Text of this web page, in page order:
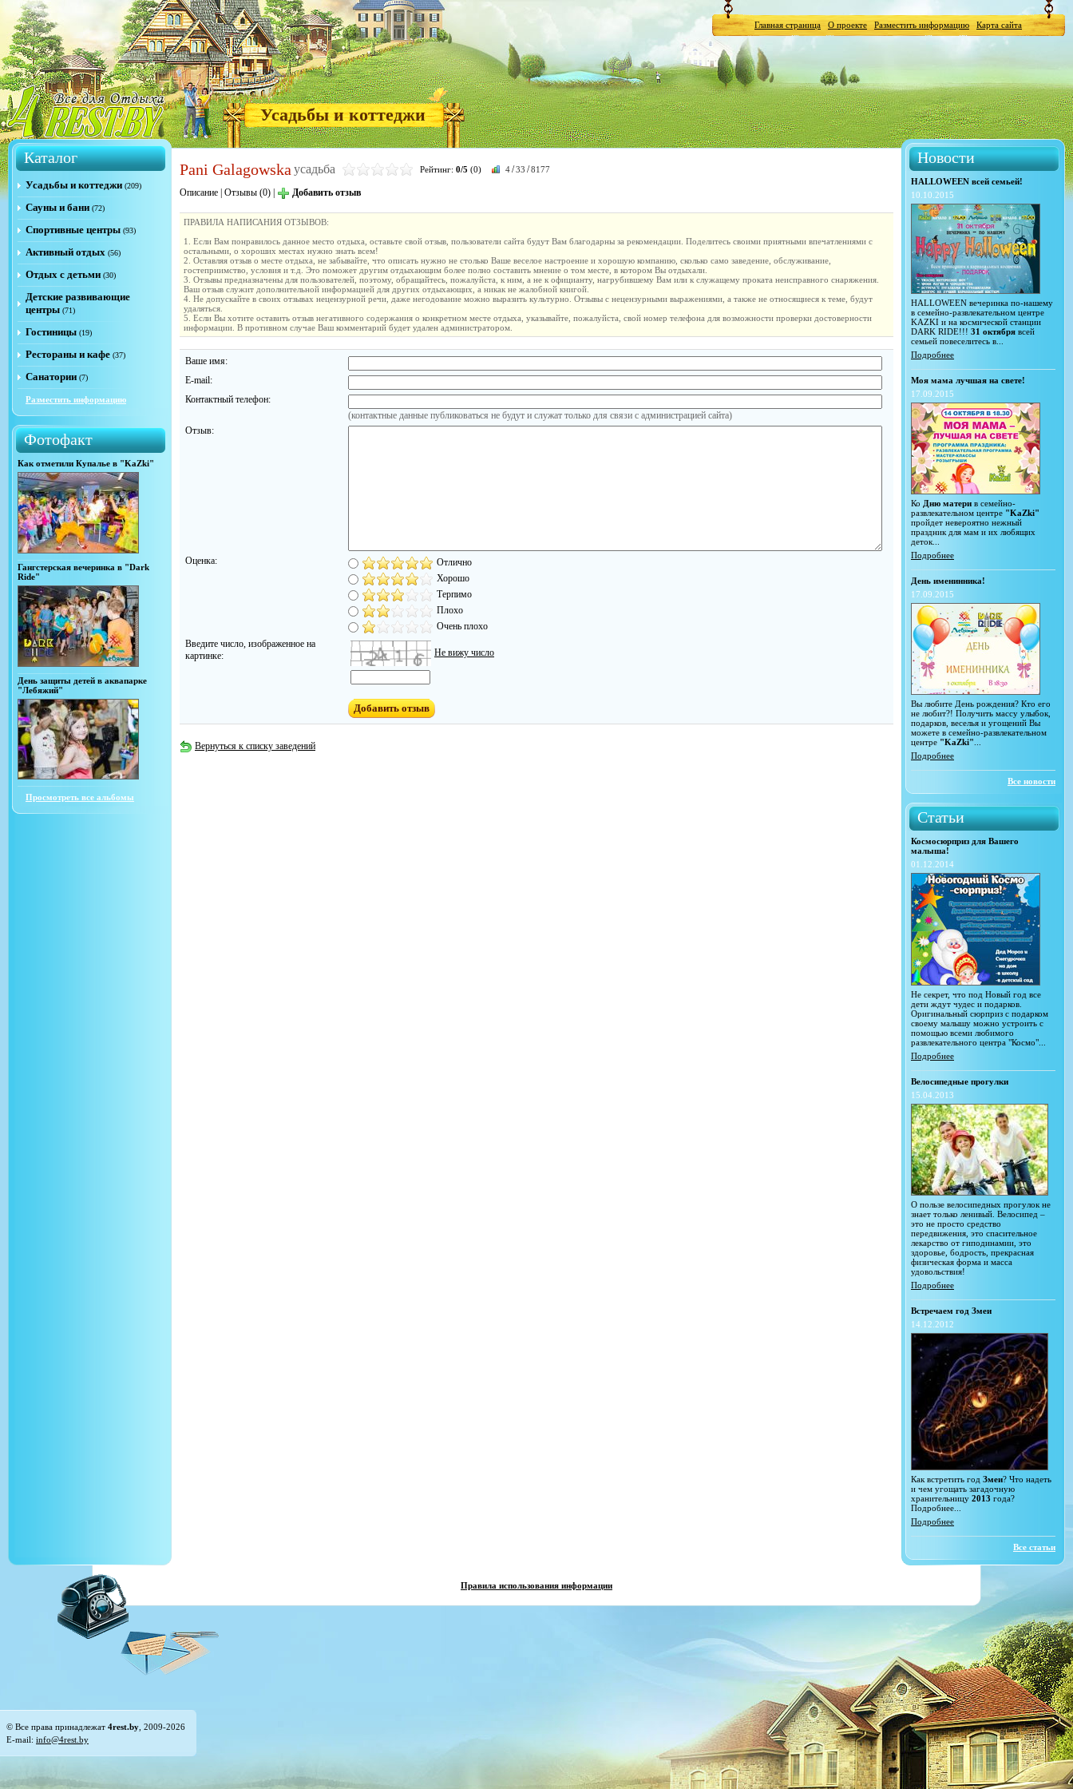
Главная страница О проекте Разместить информацию Карта сайта
Усадьбы и коттеджи
Каталог
Усадьбы и коттеджи (209)
Сауны и бани (72)
Спортивные центры (93)
Активный отдых (56)
Отдых с детьми (30)
Детские развивающие
центры (71)
Гостиницы (19)
Рестораны и кафе (37)
Санатории (7)
Разместить информацию
Фотофакт
Как отметили Купалье в "KaZki"
Гангстерская вечеринка в "Dark
Ride"
День защиты детей в аквапарке
"Лебяжий"
Просмотреть все альбомы
Pani Galagowska усадьба Рейтинг: 0/5 (0) 4/33 /8177
Описание Отзывы (0) Добавить отзыв
ПРАВИЛА НАПИСАНИЯ ОТЗЫВОВ:
1. Если Вам понравилось данное место отдыха, оставьте свой отзыв, пользователи сайта будут Вам благодарны за рекомендации. Поделитесь своими приятными впечатлениями с
остальными, о хороших местах нужно знать всем!
2. Оставляя отзыв о месте отдыха, не забывайте, что описать нужно не столько Ваше веселое настроение и хорошую компанию, сколько само заведение, обслуживание,
гостеприимство, условия и т.д. Это поможет другим отдыхающим более полно составить мнение о том месте, в котором Вы отдыхали.
3. Отзывы предназначены для пользователей, поэтому, обращайтесь, пожалуйста, к ним, а не к официанту, нагрубившему Вам или к служащему проката неисправного снаряжения.
Ваш отзыв служит дополнительной информацией для других отдыхающих, а никак не жалобной книгой.
4. Не допускайте в своих отзывах нецензурной речи, даже негодование можно выразить культурно. Отзывы с нецензурными выражениями, а также не относящиеся к теме, будут
удаляться.
5. Если Вы хотите оставить отзыв негативного содержания о конкретном месте отдыха, указывайте, пожалуйста, свой номер телефона для возможности проверки достоверности
информации. В противном случае Ваш комментарий будет удален администратором.
Ваше имя:
E-mail:
Контактный телефон:
(контактные данные публиковаться не будут и служат только для связи с администрацией сайта)
Отзыв:
Оценка:
Отлично
Хорошо
Терпимо
Плохо
Очень плохо
Введите число, изображенное на
картинке:
Не вижу число
Вернуться к списку заведений
Новости
HALLOWEEN всей семьей!
10.10.2015
HALLOWEEN вечеринка по-нашему
в семейно-развлекательном центре
KAZKI и на космической станции
DARK RIDE!!! 31 октября всей
семьей повеселитесь в...
Подробнее
Моя мама лучшая на свете!
17.09.2015
Ко Дню матери в семейно-
развлекательном центре "KaZki"
пройдет невероятно нежный
праздник для мам и их любящих
деток...
Подробнее
День именинника!
17.09.2015
Вы любите День рождения? Кто его
не любит?! Получить массу улыбок,
подарков, веселья и угощений Вы
можете в семейно-развлекательном
центре "KaZki"
Подробнее
Все новости
Статьи
Космосюрприз для Вашего
малыша!
01.12.2014
Не секрет, что под Новый год все
дети ждут чудес и подарков.
Оригинальный сюрприз с подарком
своему малышу можно устроить с
помощью всеми любимого
развлекательного центра "Космо"...
Подробнее
Велосипедные прогулки
15.04.2013
О пользе велосипедных прогулок не
знает только ленивый. Велосипед –
это не просто средство
передвижения, это спасительное
лекарство от гиподинамии, это
здоровье, бодрость, прекрасная
физическая форма и масса
удовольствия!
Подробнее
Встречаем год Змеи
14.12.2012
Как встретить год Змеи? Что надеть
и чем угощать загадочную
хранительницу 2013 года?
Подробнее...
Подробнее
Все статьи
Правила использования информации
© Все права принадлежат 4rest.by , 2009-2026
E-mail: info@4rest.by